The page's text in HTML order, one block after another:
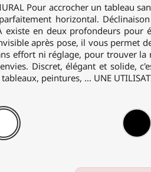
Pour accrocher un tableau
horizontal. Déclinaison
existe en deux profondeurs pour
après pose, il vous permet
effort ni réglage, pour trouver
Discret, élégant et solide,
peintures, ... UNE
Blanc